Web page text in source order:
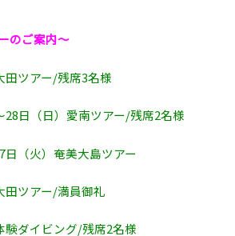
のご案内～
ツアー/残席3名様
日（日）愛南ツアー/残席2名様
（火）奄美大島ツアー
ツアー/満員御礼
ダイビング/残席2名様